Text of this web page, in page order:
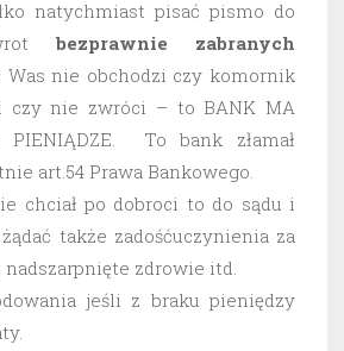
natychmiast pisać pismo do
bezprawnie
zabranych
nie obchodzi czy komornik
czy nie zwróci – to BANK MA
PIENIĄDZE. To bank złamał
art.54 Prawa Bankowego.
chciał po dobroci to do sądu i
także zadośćuczynienia za
nadszarpnięte zdrowie itd.
jeśli z braku pieniędzy